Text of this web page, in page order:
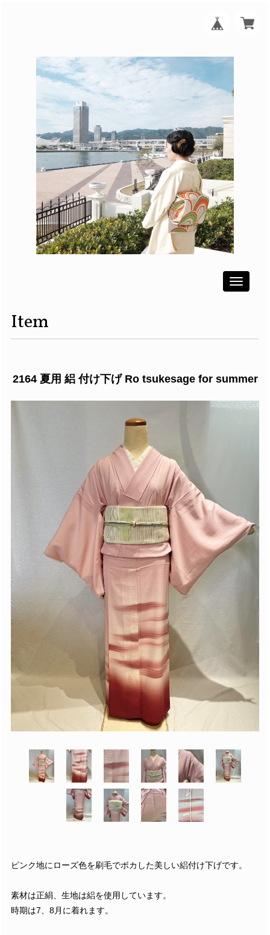
Toggle
Item
2164 夏用 絽 付け下げ Ro tsukesage for summer
ピンク地にローズ色を刷毛でボカした美しい絽付け下げです。
素材は正絹、生地は絽を使用しています。
時期は7、8月に着れます。